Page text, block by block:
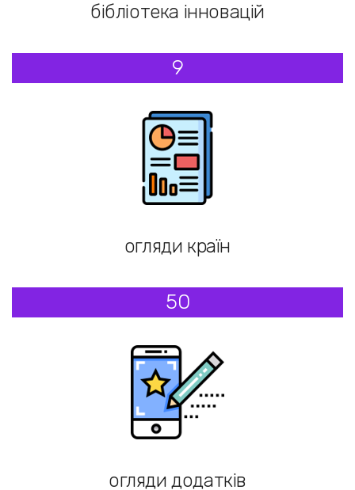
бібліотека інновацій
9
огляди країн
50
огляди додатків